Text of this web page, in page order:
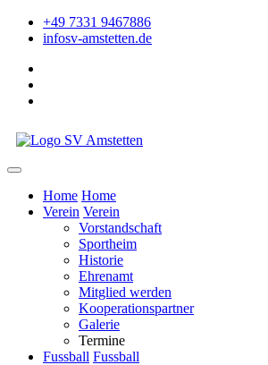
+49 7331 9467886
infosv-amstetten.de
Home Home
Verein Verein
Vorstandschaft
Sportheim
Historie
Ehrenamt
Mitglied werden
Kooperationspartner
Galerie
Termine
Fussball Fussball